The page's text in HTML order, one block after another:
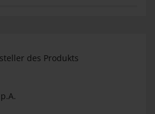
des Produkts